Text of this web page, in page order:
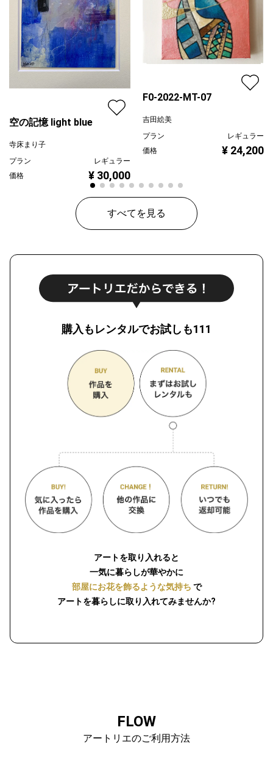
空の記憶 light blue
寺床まり子
プラン
レギュラー
価格
¥ 30,000
F0-2022-MT-07
吉田絵美
プラン
レギュラー
価格
¥ 24,200
すべてを見る
購入もレンタルでお試しも111
アートを取り入れると
一気に暮らしが華やかに
部屋にお花を飾るような気持ち で
アートを暮らしに取り入れてみませんか?
FLOW
アートリエのご利用方法